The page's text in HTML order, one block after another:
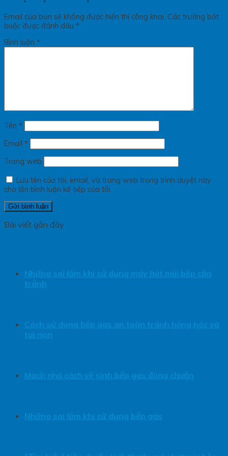
Email của bạn sẽ không được hiển thị công khai. Các trường bắt
buộc được đánh dấu *
Bình luận *
Tên *
Email *
Trang web
Lưu tên của tôi, email, và trang web trong trình duyệt này
cho lần bình luận kế tiếp của tôi.
Bài viết gần đây
Những sai lầm khi sử dụng máy hút mùi bếp cần
tránh
Cách sử dụng bếp gas an toàn tránh hỏng hóc và
tai nạn
Mách nhỏ cách vệ sinh bếp gas đúng chuẩn
Những sai lầm khi sử dụng bếp gas